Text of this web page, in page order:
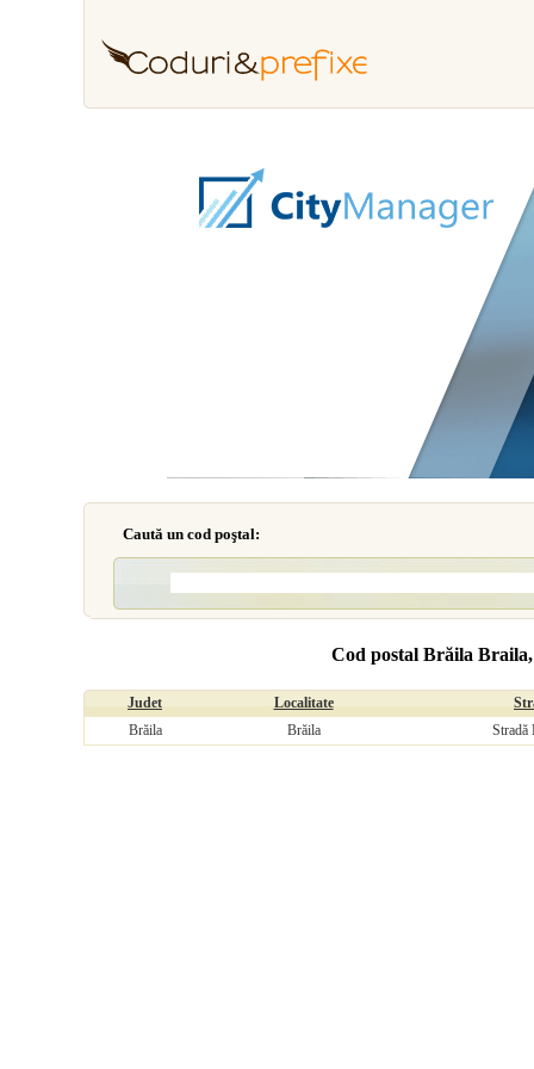
Caută un cod poştal:
Cod postal Brăila
Judet Localitate
Brăila
Brăila Stradă